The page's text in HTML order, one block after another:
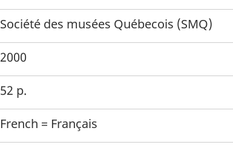
Société des musées Québecois (SMQ)
2000
52 p.
French = Français